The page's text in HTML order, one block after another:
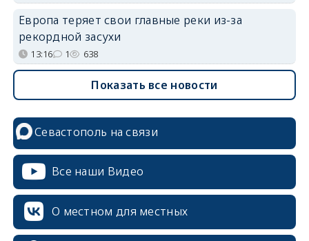
Европа теряет свои главные реки из-за
рекордной засухи
13:16 1 638
Показать все новости
Севастополь на связи
Все наши Видео
О местном для местных